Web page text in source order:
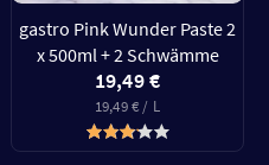
gastro Pink Wunder Paste 2
x 500ml + 2 Schwämme
19,49 €
19,49 € / L